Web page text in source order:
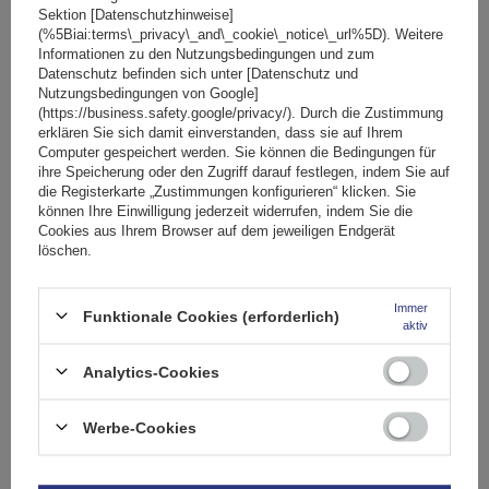
Mont Blanc AMC 5400 AERO Aluminium-Dachgepäckträger
Sektion [Datenschutzhinweise]
(%5Biai:terms\_privacy\_and\_cookie\_notice\_url%5D). Weitere
Informationen zu den Nutzungsbedingungen und zum
Datenschutz befinden sich unter [Datenschutz und
Nutzungsbedingungen von Google]
(https://business.safety.google/privacy/). Durch die Zustimmung
erklären Sie sich damit einverstanden, dass sie auf Ihrem
Computer gespeichert werden. Sie können die Bedingungen für
ihre Speicherung oder den Zugriff darauf festlegen, indem Sie auf
die Registerkarte „Zustimmungen konfigurieren“ klicken. Sie
können Ihre Einwilligung jederzeit widerrufen, indem Sie die
Cookies aus Ihrem Browser auf dem jeweiligen Endgerät
löschen.
Funktionale Cookies (erforderlich)
Immer
aktiv
Analytics-Cookies
Werbe-Cookies